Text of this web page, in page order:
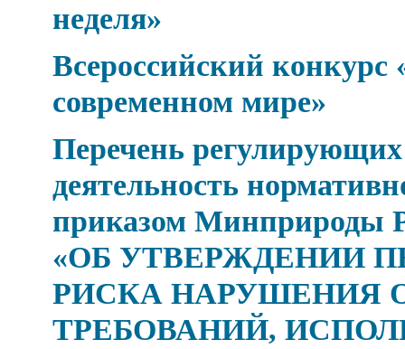
неделя»
Всероссийский конкурс
современном мире»
Перечень
деятельность
приказом Минприроды
«ОБ УТВЕРЖДЕНИИ
РИСКА НАРУШЕНИЯ
ТРЕБОВАНИЙ,